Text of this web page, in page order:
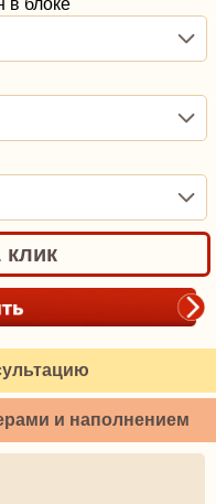
клик
и наполнением